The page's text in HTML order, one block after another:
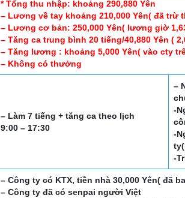
* Tổng thu nhập: khoảng 290,880 Yên
– Lương về tay khoảng 210,000 Yên( đã trừ
– Lương cơ bản: 250,000 Yên( lương giờ
– Tăng ca trung bình 20 tiếng/40,880 Yên (
– Tăng lương : khoảng 5,000 Yên( vào cty
– Không có thưởng
– Làm 7 tiếng + tăng ca theo lịch
9:00 – 17:30
–
-
-
-
– Công ty có KTX, tiền nhà 30,000 Yên( đã
– Công ty đã có senpai người Việt